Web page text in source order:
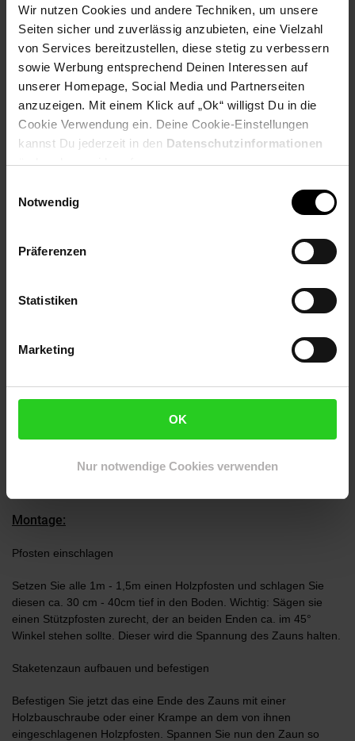
Wir nutzen Cookies und andere Techniken, um unsere
Seiten sicher und zuverlässig anzubieten, eine Vielzahl
von Services bereitzustellen, diese stetig zu verbessern
sowie Werbung entsprechend Deinen Interessen auf
unserer Homepage, Social Media und Partnerseiten
anzuzeigen. Mit einem Klick auf „Ok“ willigst Du in die
Cookie Verwendung ein. Deine Cookie-Einstellungen
kannst Du jederzeit in den Datenschutzinformationen
ändern bzw. widerrufen.
Notwendig
Präferenzen
Statistiken
Marketing
OK
Nur notwendige Cookies verwenden
EINFACHE MONTAGE - Der Zaunpfosten wird einfach mit der spitzen
Seite in die Erde geschlagen und Staketenzäune lassen sich dann
kinderleicht mit Schrauben oder Metallkrampen an den Pfosten
befestigen. Wir empfehlen pro 5m Staketen Zaun 4 - 5 Pfosten.
LANGLEBIG - Das Haselnussholz macht die Zaunpfosten durch seinen
hohen Gerbstoffgehalt unempfindlich gegenüber äußeren Einflüssen,
somit haben Sie lange Freude an dem Produkt!
Zaunpfosten, zum Bäume stützen oder als Rankhilfe.
UMWELTFREUNDLICH - Wenn Sie den Haselnuss Zaunpfosten
Umwelt, da er aus 100% nachwachsenden Rohstoffen besteht.
Pfosten & Staketen ist jeder Staketenzaun ein Unikat & durch sein
charmantes Aussehen liegt er bei Tierhaltern, Naturgarten- und
Montage:
Pfosten einschlagen
Setzen Sie alle 1m - 1,5m einen Holzpfosten und schlagen Sie
diesen ca. 30 cm - 40cm tief in den Boden. Wichtig: Sägen sie
einen Stützpfosten zurecht, der an beiden Enden ca. im 45°
Winkel stehen sollte. Dieser wird die Spannung des Zauns halten.
Staketenzaun aufbauen und befestigen
Befestigen Sie jetzt das eine Ende des Zauns mit einer
Holzbauschraube oder einer Krampe an dem von ihnen
eingeschlagenen Holzpfosten. Spannen Sie nun den Zaun so